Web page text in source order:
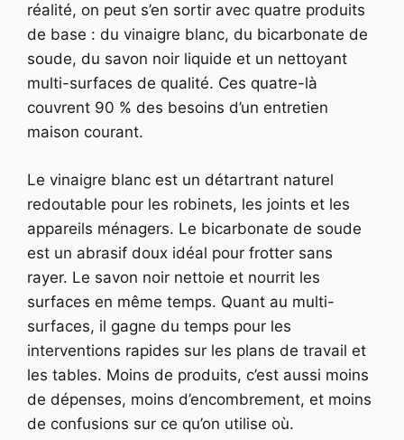
réalité, on peut s’en sortir avec quatre produits
de base : du vinaigre blanc, du bicarbonate de
soude, du savon noir liquide et un nettoyant
multi-surfaces de qualité. Ces quatre-là
couvrent 90 % des besoins d’un entretien
maison courant.
Le vinaigre blanc est un détartrant naturel
redoutable pour les robinets, les joints et les
appareils ménagers. Le bicarbonate de soude
est un abrasif doux idéal pour frotter sans
rayer. Le savon noir nettoie et nourrit les
surfaces en même temps. Quant au multi-
surfaces, il gagne du temps pour les
interventions rapides sur les plans de travail et
les tables. Moins de produits, c’est aussi moins
de dépenses, moins d’encombrement, et moins
de confusions sur ce qu’on utilise où.